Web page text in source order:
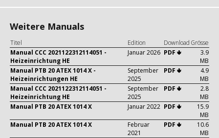
Weitere Manuals
Titel Edition Download Grösse
Manual CCC 2021122312114051 -
Heizeinrichtung HE
Januar 2026 PDF 🢃
3.9
MB
Manual PTB 20 ATEX 1014 X -
Heizeinrichtungen HE
September
2025
PDF 🢃
4.9
MB
Manual CCC 2021122312114051 -
Heizeinrichtung HE
September
2025
PDF 🢃
2.8
MB
Manual PTB 20 ATEX 1014 X
Januar 2022 PDF 🢃
15.9
MB
Manual PTB 20 ATEX 1014 X
Februar
2021
PDF 🢃
10.6
MB